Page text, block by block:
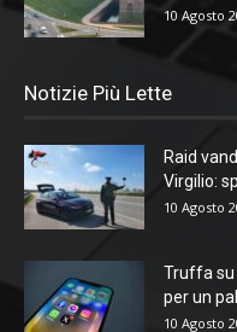
10 Agosto
Notizie Più Lette
Raid
Virgilio:
10 Agosto
Truffa su
per un
10 Agosto